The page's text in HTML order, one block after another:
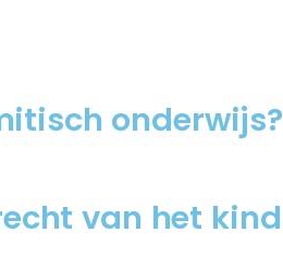
onderwijs?
van het kind